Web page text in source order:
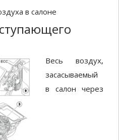
в салоне
Весь воздух,
засасываемый
в салон через